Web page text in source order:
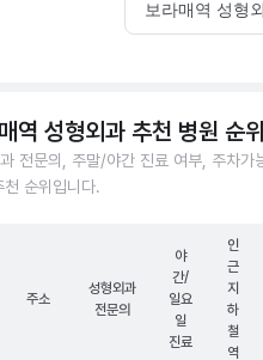
보라매역 성형
역 성형외과 추천 병원 순
전문의, 주말/야간 진료 여부, 주차
천 순위입니다.
주소
성형외과
전문의
야
간/
일요
일
진료
인
근
지
하
철
역